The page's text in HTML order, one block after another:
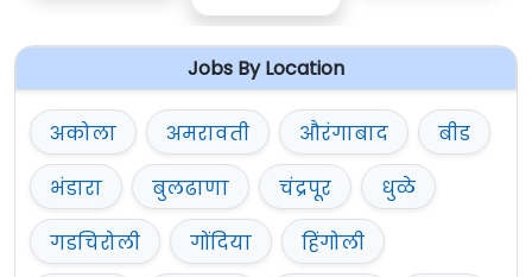
Jobs By Location
अकोला अमरावती औरंगाबाद
बीड
भंडारा
बुलढाणा चंद्रपूर
धुळे
गडचिरोली
गोंदिया
हिंगोली